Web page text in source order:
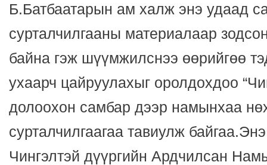
Б.Батбаатарын ам халж энэ удаад
сурталчилгааны материалаар
байна гэж шүүмжилснээ өөрийгөө
ухаарч цайруулахыг оролдохдоо
долоохон самбар дээр намынхаа
сурталчилгаагаа тавиулж
Чингэлтэй дүүргийн Ардчилсан